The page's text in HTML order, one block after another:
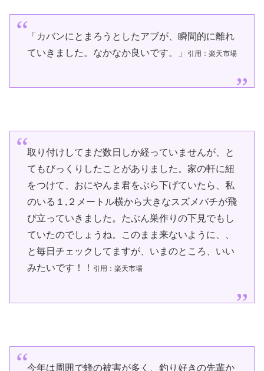
「カバンにとまろうとしたアブが、瞬間的に離れ
ていきました。なかなか良いです。」
引用：楽天市場
取り付けしてまだ数日しか経っていませんが、と
てもびっくりしたことがありました。家の軒に紐
をつけて、おにやんま君をぶら下げていたら、私
のいる１,２メートル横から大きなスズメバチが飛
び立っていきました。たぶん巣作りの下見でもし
ていたのでしょうね。このまま来ないように、、
と毎日チェックしてますが、いまのところ、いい
みたいです！！ 引用：楽天市場
今年は周囲で蜂の被害が多く、釣り好きの先輩か